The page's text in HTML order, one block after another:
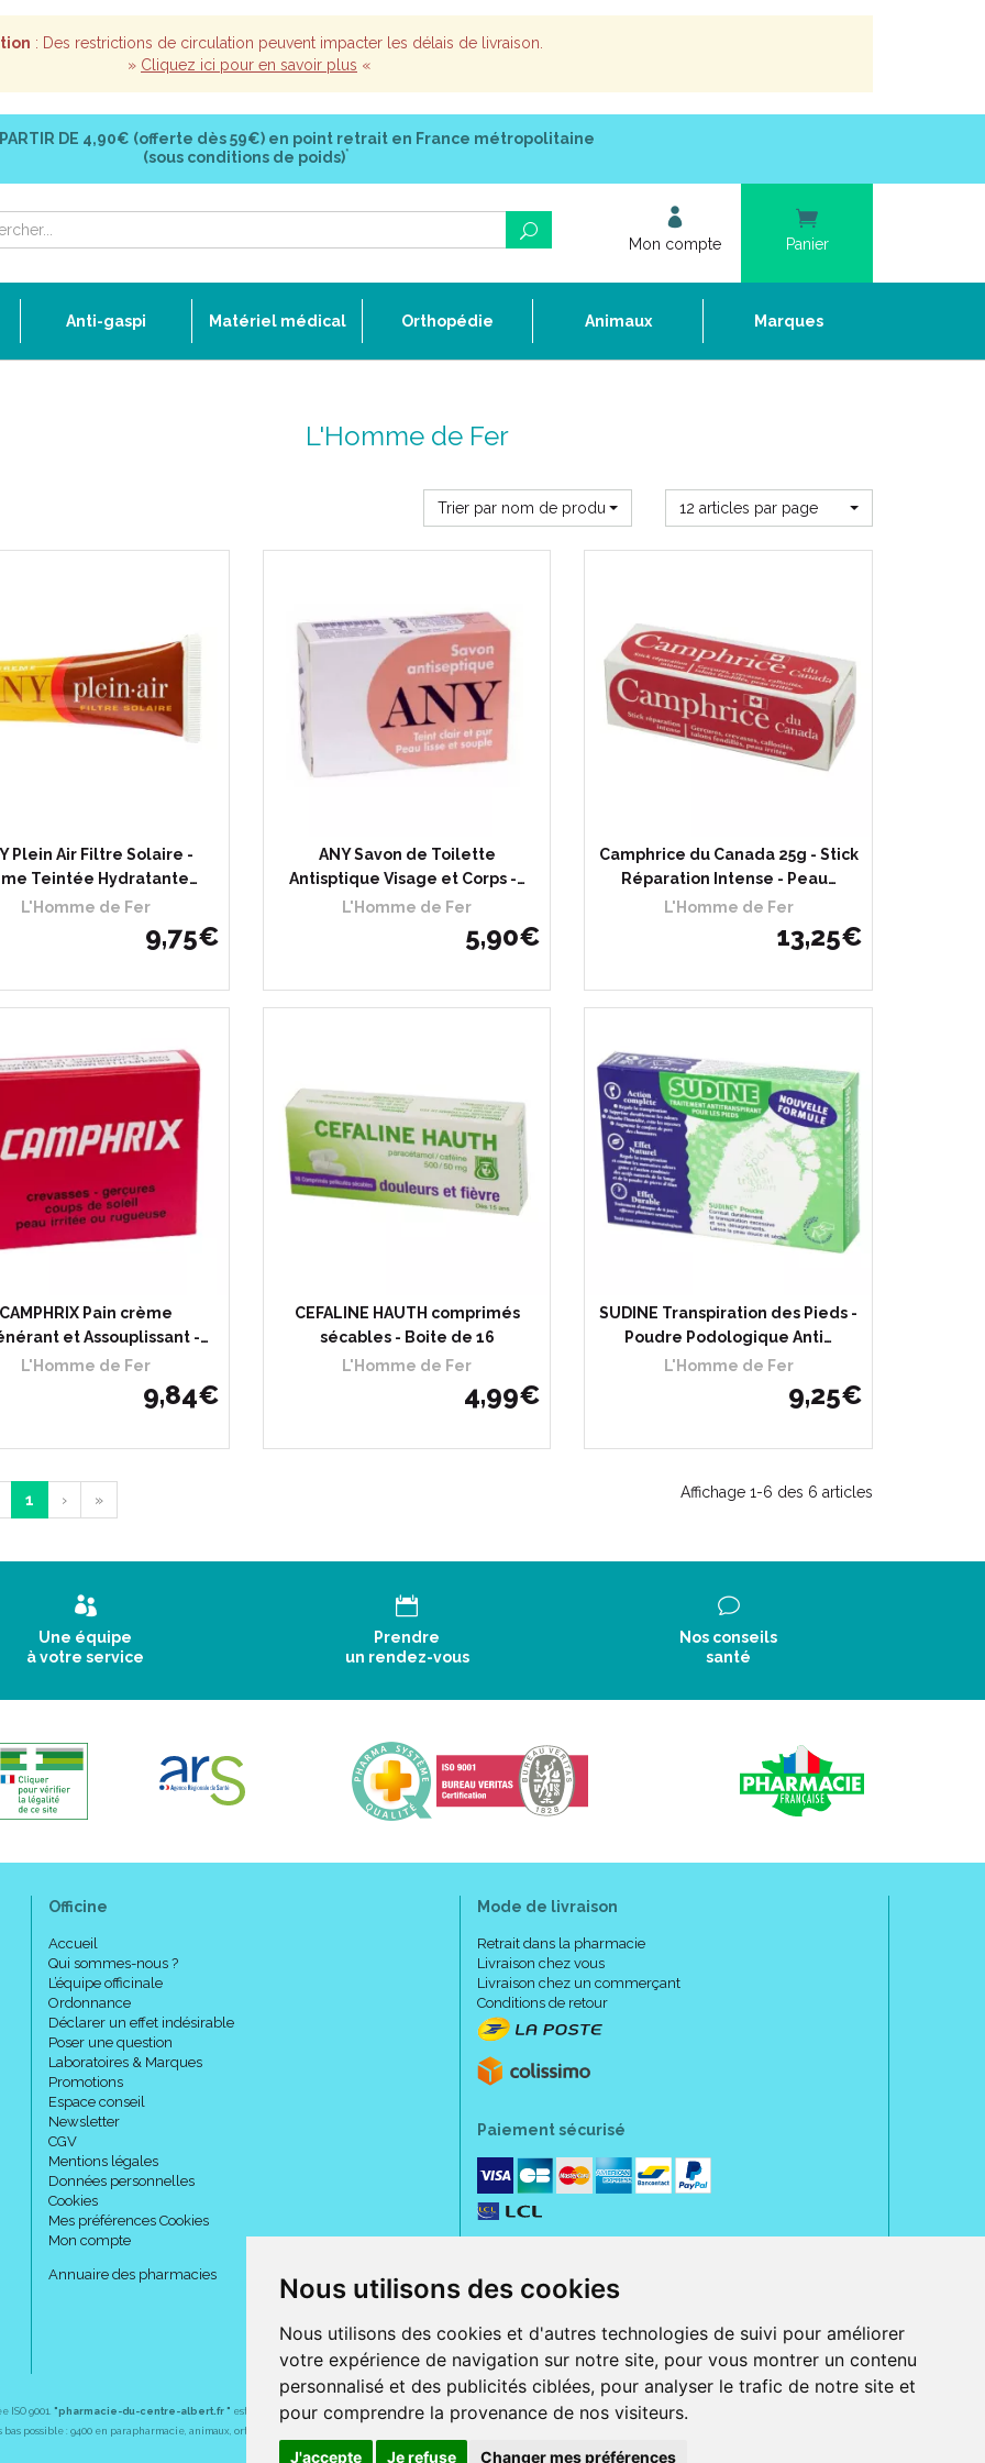
Nous utilisons des cookies
Nous utilisons des cookies et d'autres technologies de suivi pour améliorer
votre expérience de navigation sur notre site, pour vous montrer un contenu
personnalisé et des publicités ciblées, pour analyser le trafic de notre site et
pour comprendre la provenance de nos visiteurs.
J'accepte Je refuse Changer mes préférences
: Des restrictions de circulation peuvent impacter les délais de livraison.
» Cliquez ici pour en savoir plus «
DE 4,90€ (offerte dès 59€) en point retrait en France métropolitaine
(sous conditions de poids)*
Mon compte Panier
Anti-gaspi Matériel médical Orthopédie Animaux Marques
L'Homme de Fer
Trier par nom de produit 12 articles par page
Plein Air Filtre Solaire -
Teintée Hydratante…
L'Homme de Fer
9,75€
ANY Savon de Toilette
Antisptique Visage et Corps -…
L'Homme de Fer
5,90€
Camphrice du Canada 25g - Stick
Réparation Intense - Peau…
L'Homme de Fer
13,25€
Pain crème
et Assouplissant -…
L'Homme de Fer
9,84€
CEFALINE HAUTH comprimés
sécables - Boite de 16
L'Homme de Fer
4,99€
SUDINE Transpiration des Pieds -
Poudre Podologique Anti…
L'Homme de Fer
9,25€
1 › » Affichage 1-6 des 6 articles
Une équipe
à votre service
Prendre
un rendez-vous
Nos conseils
santé
Officine
Accueil
Qui sommes-nous ?
L’équipe officinale
Ordonnance
Déclarer un effet indésirable
Poser une question
Laboratoires & Marques
Promotions
Espace conseil
Newsletter
CGV
Mentions légales
Données personnelles
Cookies
Mes préférences Cookies
Mon compte
Annuaire des pharmacies
Mode de livraison
Retrait dans la pharmacie
Livraison chez vous
Livraison chez un commerçant
Conditions de retour
Paiement sécurisé
9001. "pharmacie-du-centre-albert.fr " est le site internet de l a pharmacie du centre, 32 rue Jeanne d' Harcourt, 80300 Albert.
possible : 9400 en parapharmacie, animaux, orthopédie, matériel médical. 1700 en médicaments sans ordonnance.